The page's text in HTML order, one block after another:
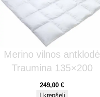
Merino vilnos antklodė
Traumina 135×200
249,00 €
Į krepšelį